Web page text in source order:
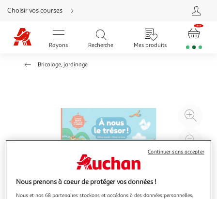
Aller
directement
au
contenu
Aller
directement
Aller
Choisir vos courses
Rayons Recherche Mes produits
Bricolage, jardinage
à
Nous prenons à coeur de protéger vos données !
Nous et nos 68 partenaires stockons et accédons à des données personnelles,
Continuer sans accepter